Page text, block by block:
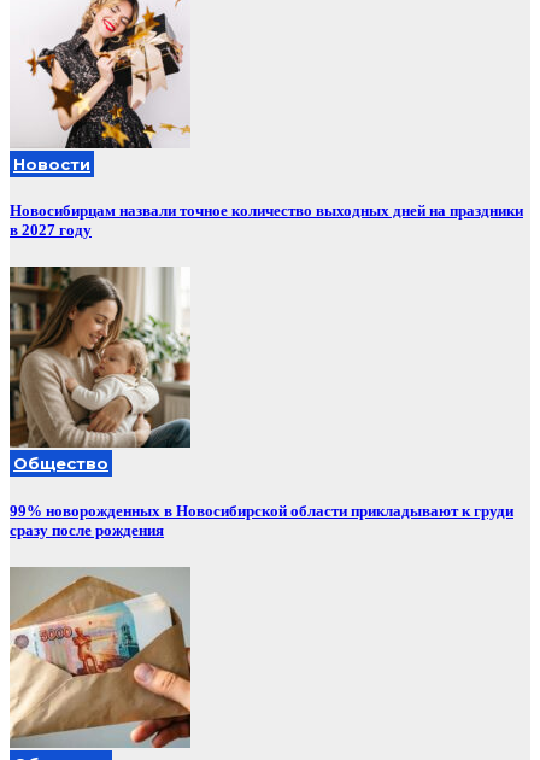
Новости
Новосибирцам назвали точное количество выходных дней на праздники
в 2027 году
Общество
99% новорожденных в Новосибирской области прикладывают к груди
сразу после рождения